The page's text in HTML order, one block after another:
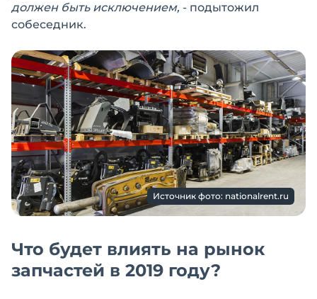
должен быть исключением, - подытожил
собеседник.
Источник фото: nationalrent.ru
Что будет влиять на рынок
запчастей в 2019 году?